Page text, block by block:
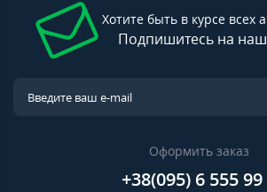
Хотите быть в курсе всех
Подпишитесь на
Оформить заказ
+38(095) 6 555 99